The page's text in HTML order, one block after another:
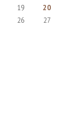
19
20
26
27